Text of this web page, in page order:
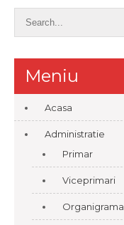
Meniu
Acasa
Administratie
Primar
Viceprimari
Organigrama